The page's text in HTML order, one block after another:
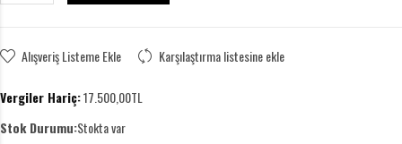
Alışveriş Listeme Ekle Karşılaştırma listesine ekle
Vergiler Hariç:17.500,00TL
Stok Durumu:Stokta var